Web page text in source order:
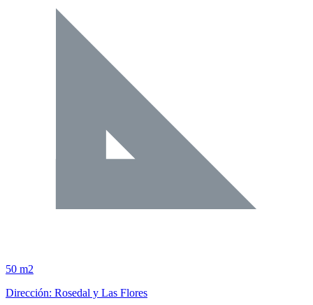
50 m2
Dirección: Rosedal y Las Flores